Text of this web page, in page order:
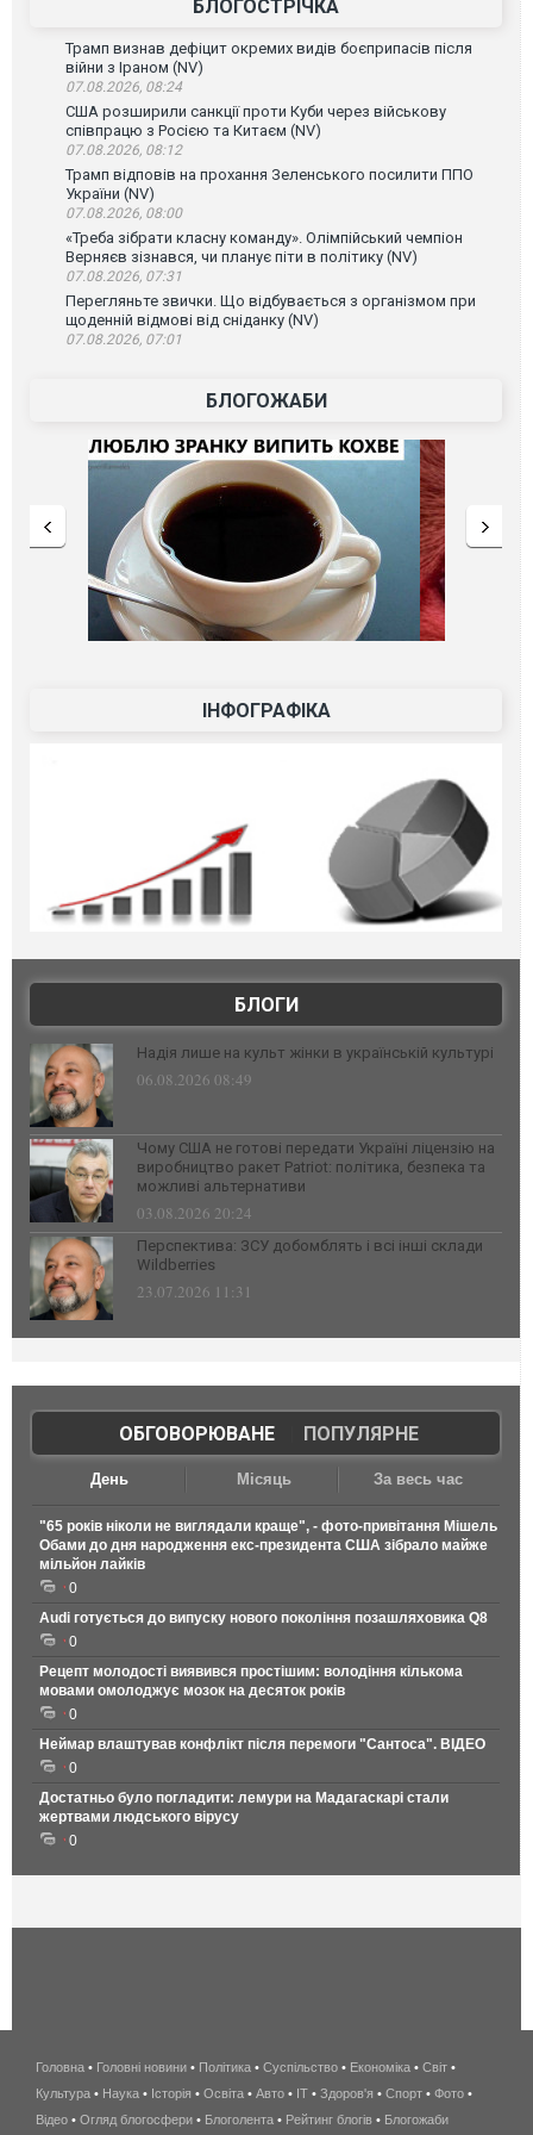
БЛОГОСТРІЧКА
Трамп визнав дефіцит окремих видів боєприпасів після
війни з Іраном (NV)
07.08.2026, 08:24
США розширили санкції проти Куби через військову
співпрацю з Росією та Китаєм (NV)
07.08.2026, 08:12
Трамп відповів на прохання Зеленського посилити ППО
України (NV)
07.08.2026, 08:00
«Треба зібрати класну команду». Олімпійський чемпіон
Верняєв зізнався, чи планує піти в політику (NV)
07.08.2026, 07:31
Перегляньте звички. Що відбувається з організмом при
щоденній відмові від сніданку (NV)
07.08.2026, 07:01
БЛОГОЖАБИ
ІНФОГРАФІКА
БЛОГИ
Надія лише на культ жінки в українській культурі
06.08.2026 08:49
Чому США не готові передати Україні ліцензію на
виробництво ракет Patriot: політика, безпека та
можливі альтернативи
03.08.2026 20:24
Перспектива: ЗСУ добомблять і всі інші склади
Wildberries
23.07.2026 11:31
ОБГОВОРЮВАНЕ| ПОПУЛЯРНЕ
День Місяць За весь час
"65 років ніколи не виглядали краще", - фото-привітання Мішель
Обами до дня народження екс-президента США зібрало майже
мільйон лайків
0
Audi готується до випуску нового покоління позашляховика Q8
0
Рецепт молодості виявився простішим: володіння кількома
мовами омолоджує мозок на десяток років
0
Неймар влаштував конфлікт після перемоги "Сантоса". ВІДЕО
0
Достатньо було погладити: лемури на Мадагаскарі стали
жертвами людського вірусу
0
беспроводной
интернет
киев
Головна • Головні новини • Політика • Суспільство • Економіка • Світ •
Культура • Наука • Історія • Освіта • Авто • IT • Здоров'я • Спорт • Фото •
Відео • Огляд блогосфери • Блоголента • Рейтинг блогів • Блогожаби